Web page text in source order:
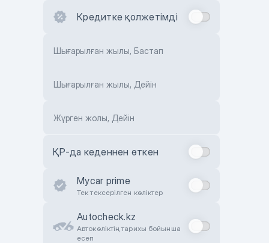
Кредитке қолжетімді
Шығарылған жылы, Бастап
Шығарылған жылы, Дейін
Жүрген жолы, Дейін
ҚР-да кеденнен өткен
Mycar prime
Тек тексерілген көліктер
Autocheck.kz
Автокөліктің тарихы бойынша
есеп